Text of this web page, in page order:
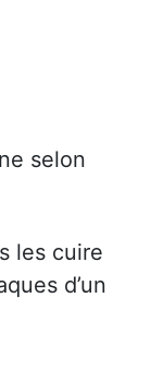
selon
les cuire
d’un